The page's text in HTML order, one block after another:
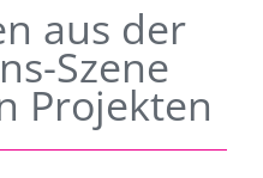
aus der
Szene
Projekten